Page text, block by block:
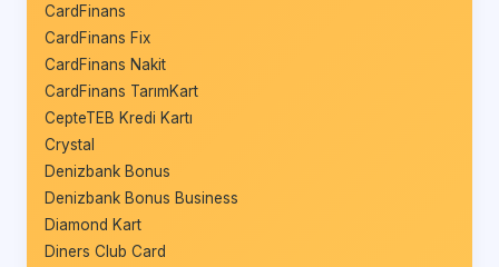
CardFinans
CardFinans Fix
CardFinans Nakit
CardFinans TarımKart
CepteTEB Kredi Kartı
Crystal
Denizbank Bonus
Denizbank Bonus Business
Diamond Kart
Diners Club Card